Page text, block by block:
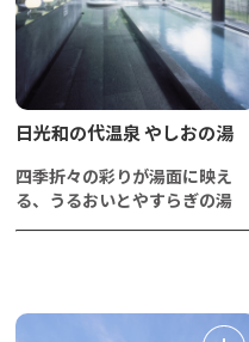
日光和の代温泉 やしおの湯
四季折々の彩りが湯面に映え
る、うるおいとやすらぎの湯